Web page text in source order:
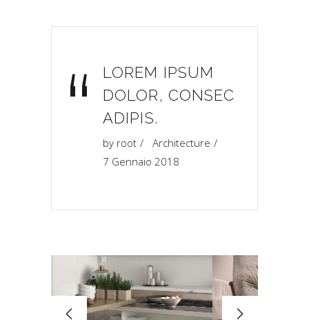
“
LOREM IPSUM
DOLOR, CONSEC
ADIPIS.
by root
Architecture
7 Gennaio 2018